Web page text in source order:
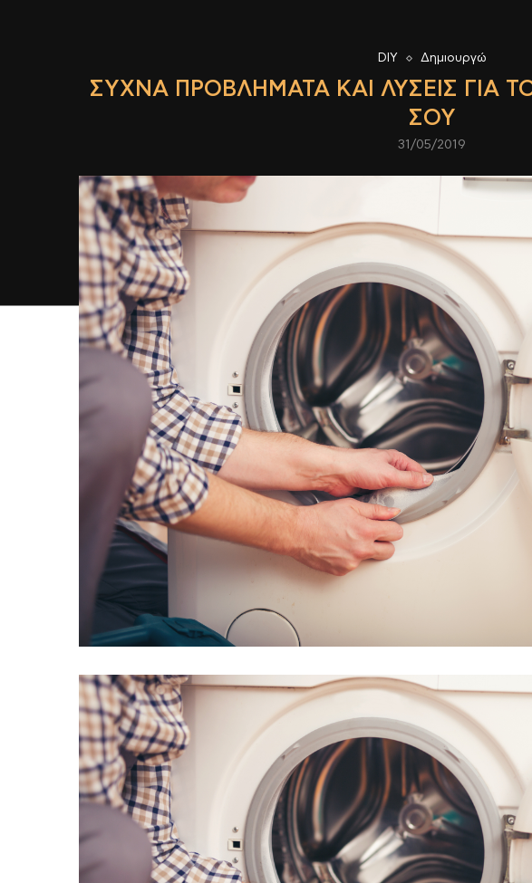
DIY Δημιουργώ
ΣΥΧΝΆ ΠΡΟΒΛΉΜΑΤΑ ΚΑΙ ΛΎΣΕΙΣ ΓΙΑ
ΣΟΥ
31/05/2019